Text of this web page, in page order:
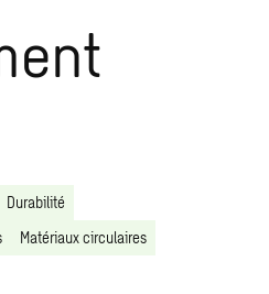
Durabilité
Matériaux circulaires